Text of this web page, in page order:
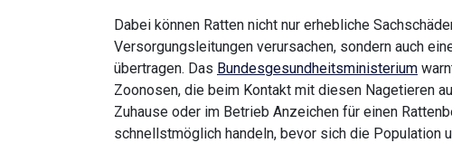
Dabei können Ratten nicht nur erhebliche
Versorgungsleitungen verursachen, sondern auch
übertragen. Das Bundesgesundheitsministerium
Zoonosen, die beim Kontakt mit diesen Nagetieren
Zuhause oder im Betrieb Anzeichen für einen
schnellstmöglich handeln, bevor sich die Population